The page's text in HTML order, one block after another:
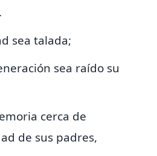
sea talada;
sea raído su
cerca de
de sus padres,